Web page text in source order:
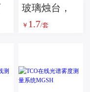
玻璃烛台，
蜡烛罐，蜡
￥ 1.7/套